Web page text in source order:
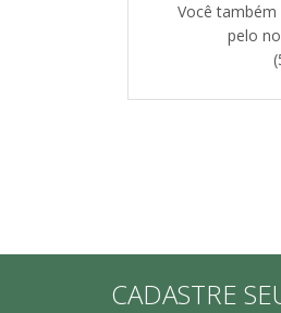
Você também
pelo
CADASTRE